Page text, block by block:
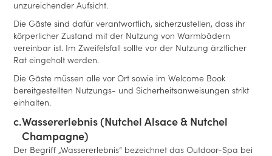
unzureichender Aufsicht.
Die Gäste sind dafür verantwortlich, sicherzustellen, dass ihr
körperlicher Zustand mit der Nutzung von Warmbädern
vereinbar ist. Im Zweifelsfall sollte vor der Nutzung ärztlicher
Rat eingeholt werden.
Die Gäste müssen alle vor Ort sowie im Welcome Book
bereitgestellten Nutzungs- und Sicherheitsanweisungen strikt
einhalten.
c.Wassererlebnis (Nutchel Alsace & Nutchel
Champagne)
Der Begriff „Wassererlebnis“ bezeichnet das Outdoor-Spa bei